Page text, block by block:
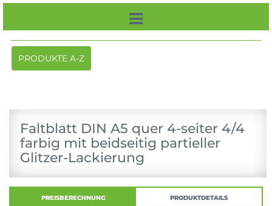
Toggle
navigation
PRODUKTE A-Z
Faltblatt DIN A5 quer 4-seiter 4/4
farbig mit beidseitig partieller
Glitzer-Lackierung
PREISBERECHNUNG PRODUKTDETAILS